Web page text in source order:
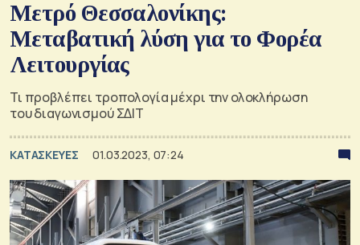
Μετρό Θεσσαλονίκης:
Μεταβατική λύση για το Φορέα
Λειτουργίας
Τι προβλέπει τροπολογία μέχρι την ολοκλήρωση
του διαγωνισμού ΣΔΙΤ
ΚΑΤΑΣΚΕΥΕΣ 01.03.2023, 07:24